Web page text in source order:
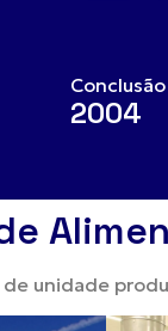
Conclusão
2004
unidade